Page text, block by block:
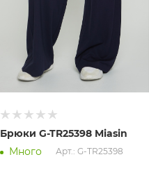
Брюки G-TR25398 Miasin
Много
Арт.: G-TR25398